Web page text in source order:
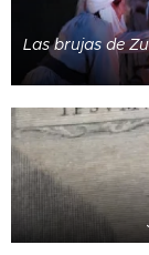
Las brujas de